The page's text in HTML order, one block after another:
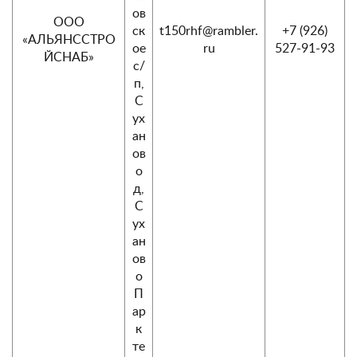
ООО
«АЛЬЯНССТРО
ЙСНАБ»
ов
ск
ое
с/
п,
С
ух
ан
ов
о
д,
С
ух
ан
ов
о
ар
к
те
t150rhf@rambler.
ru
+7 (926)
527-91-93